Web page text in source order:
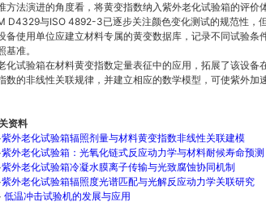
方法演进的角度看，将黄变指数纳入紫外老化试验箱的评价
D4329与ISO 4892-3已逐步关注颜色变化测试的规范性，
备使用单位应建立材料专属的黄变数据库，记录不同试验
基准。
化试验箱在材料黄变指数定量表征中的应用，拓展了该设
数的非线性关联规律，并建立相应的数学模型，可使紫外
资料
·紫外老化试验箱辐照剂量与材料黄变指数非线性关联建模
·紫外老化试验箱：光氧化链式反应动力学与材料耐候寿命预测
·紫外老化试验箱冷凝水膜离子传输与光致腐蚀协同机制
·紫外老化试验箱辐照度光谱匹配与光解反应动力学关联研究
· 低温冲击试验机的发展与应用